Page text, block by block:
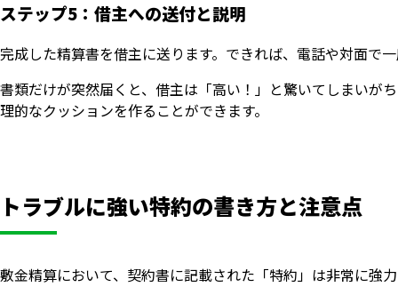
ステップ5：借主への送付と説明
完成した精算書を借主に送ります。できれば、電話や対面で
書類だけが突然届くと、借主は「高い！」と驚いてしまいが
理的なクッションを作ることができます。
トラブルに強い特約の書き方と注意点
敷金精算において、契約書に記載された「特約」は非常に強